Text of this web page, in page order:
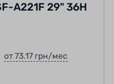
A221F 29" 36H
от 73.17 грн/мес